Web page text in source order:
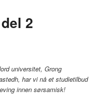
2
universitet,Grong
har vi nå et studietilbud
innen sørsamisk!